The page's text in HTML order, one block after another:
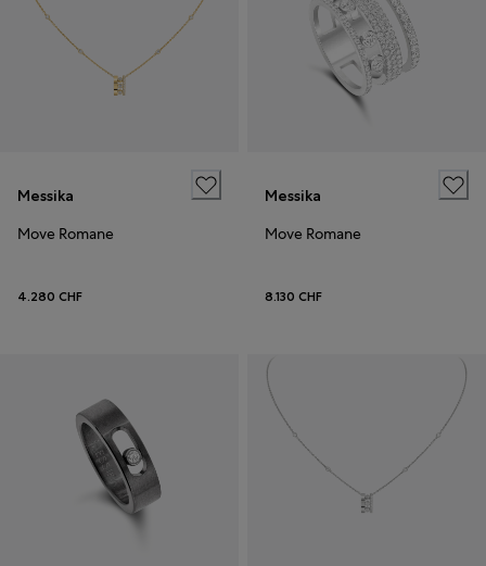
Messika
Move Romane
4.280 CHF
Messika
Move Romane
8.130 CHF